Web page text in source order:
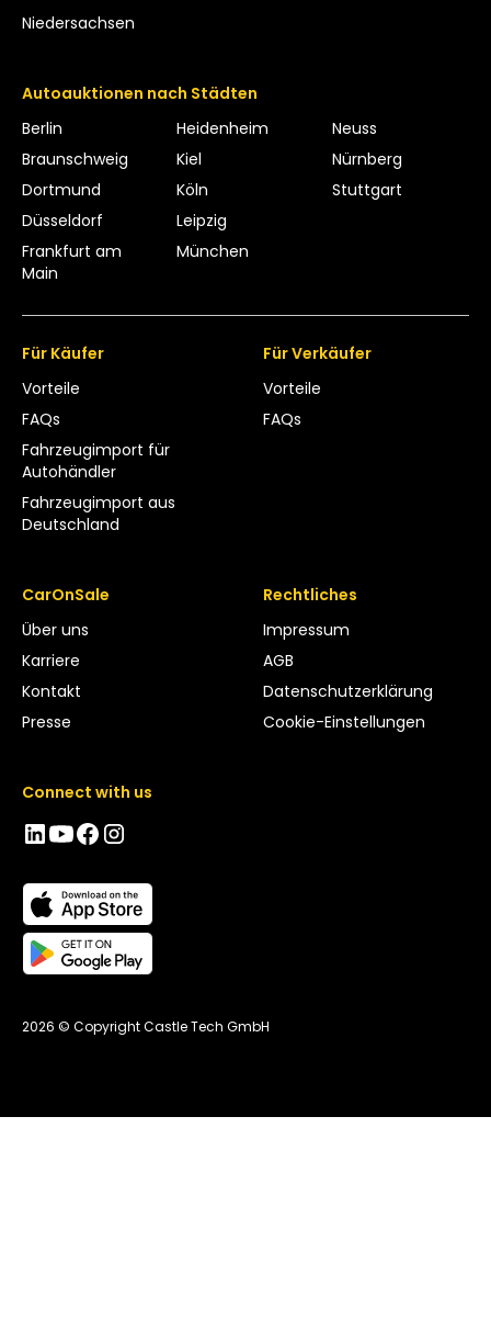
Niedersachsen
Autoauktionen nach Städten
Berlin
Braunschweig
Dortmund
Düsseldorf
Frankfurt am
Main
Heidenheim
Kiel
Köln
Leipzig
München
Neuss
Nürnberg
Stuttgart
Für Käufer
Vorteile
FAQs
Fahrzeugimport für
Autohändler
Fahrzeugimport aus
Deutschland
Für Verkäufer
Vorteile
FAQs
CarOnSale
Über uns
Karriere
Kontakt
Presse
Rechtliches
Impressum
AGB
Datenschutzerklärung
Cookie-Einstellungen
Connect with us
2026 © Copyright Castle Tech GmbH